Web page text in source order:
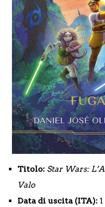
Titolo: Star Wars:
Valo
Data di uscita (ITA):